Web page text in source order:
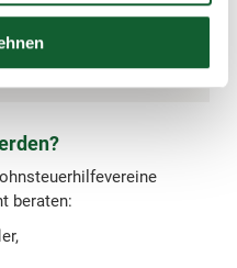
Sie im Artikel
beraten: